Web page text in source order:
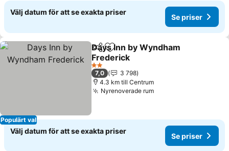
Välj datum för att se exakta priser
Se priser
Populärt val
Dela Lägg till i Mina Favoriter
Days Inn by Wyndham
Frederick
Se priser
2 Stjärnor
7,0
3 798
4.3 km till Centrum
Nyrenoverade rumSe priser
Välj datum för att se exakta priser
Se priser